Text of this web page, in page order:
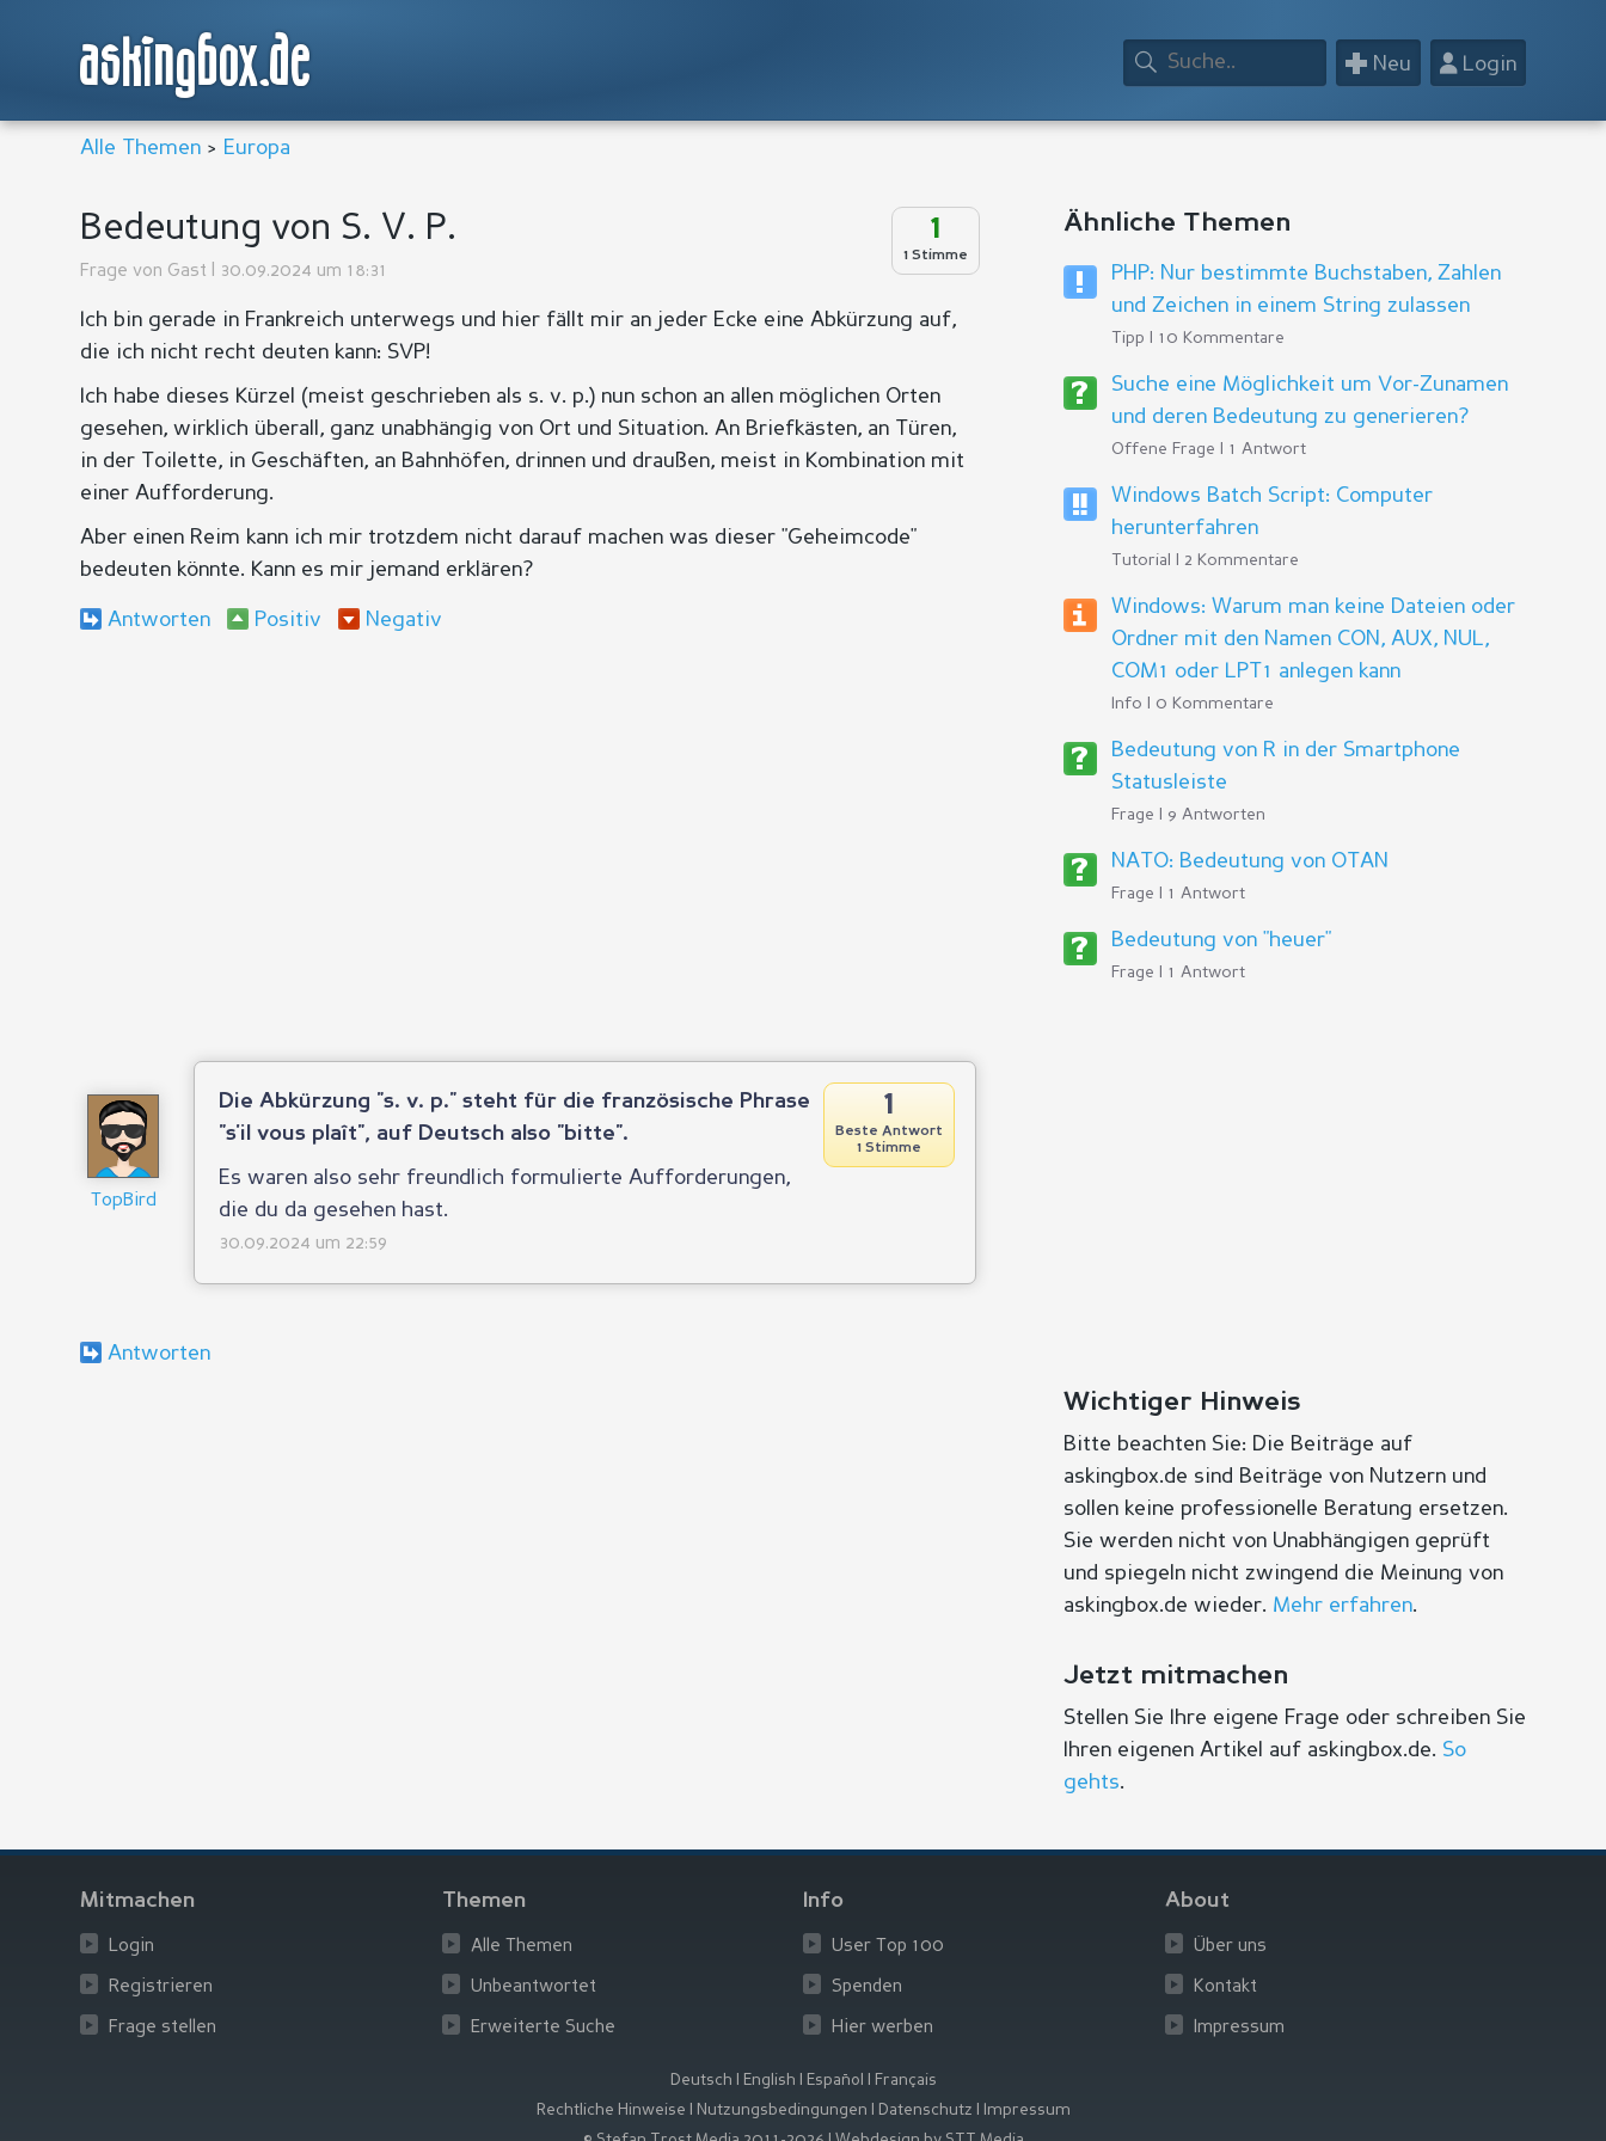
askingbox.de 👤Login
+ Neu
Alle Themen > Europa
1
1 Stimme
Bedeutung von S. V. P.
Frage von Gast | 30.09.2024 um 18:31
Ich bin gerade in Frankreich unterwegs und hier fällt mir an jeder Ecke eine Abkürzung auf,
die ich nicht recht deuten kann: SVP!
Ich habe dieses Kürzel (meist geschrieben als s. v. p.) nun schon an allen möglichen Orten
gesehen, wirklich überall, ganz unabhängig von Ort und Situation. An Briefkästen, an Türen,
in der Toilette, in Geschäften, an Bahnhöfen, drinnen und draußen, meist in Kombination mit
einer Aufforderung.
Aber einen Reim kann ich mir trotzdem nicht darauf machen was dieser "Geheimcode"
bedeuten könnte. Kann es mir jemand erklären?
Antworten Positiv Negativ
TopBird
1
Beste Antwort
1 Stimme
Die Abkürzung "s. v. p." steht für die französische Phrase
"s'il vous plaît", auf Deutsch also "bitte".
Es waren also sehr freundlich formulierte Aufforderungen,
die du da gesehen hast.
30.09.2024 um 22:59
Antworten
Ähnliche Themen
PHP: Nur bestimmte Buchstaben, Zahlen
und Zeichen in einem String zulassen
Tipp | 10 Kommentare
Suche eine Möglichkeit um Vor-Zunamen
und deren Bedeutung zu generieren?
Offene Frage | 1 Antwort
Windows Batch Script: Computer
herunterfahren
Tutorial | 2 Kommentare
Windows: Warum man keine Dateien oder
Ordner mit den Namen CON, AUX, NUL,
COM1 oder LPT1 anlegen kann
Info | 0 Kommentare
Bedeutung von R in der Smartphone
Statusleiste
Frage | 9 Antworten
NATO: Bedeutung von OTAN
Frage | 1 Antwort
Bedeutung von "heuer"
Frage | 1 Antwort
Wichtiger Hinweis
Bitte beachten Sie: Die Beiträge auf
askingbox.de sind Beiträge von Nutzern und
sollen keine professionelle Beratung ersetzen.
Sie werden nicht von Unabhängigen geprüft
und spiegeln nicht zwingend die Meinung von
askingbox.de wieder. Mehr erfahren.
Jetzt mitmachen
Stellen Sie Ihre eigene Frage oder schreiben Sie
Ihren eigenen Artikel auf askingbox.de. So
gehts.
Mitmachen
Login
Registrieren
Frage stellen
Themen
Alle Themen
Unbeantwortet
Erweiterte Suche
Info
User Top 100
Spenden
Hier werben
About
Über uns
Kontakt
Impressum
Deutsch English Español
Français
Rechtliche Hinweise
Nutzungsbedingungen Datenschutz
Impressum